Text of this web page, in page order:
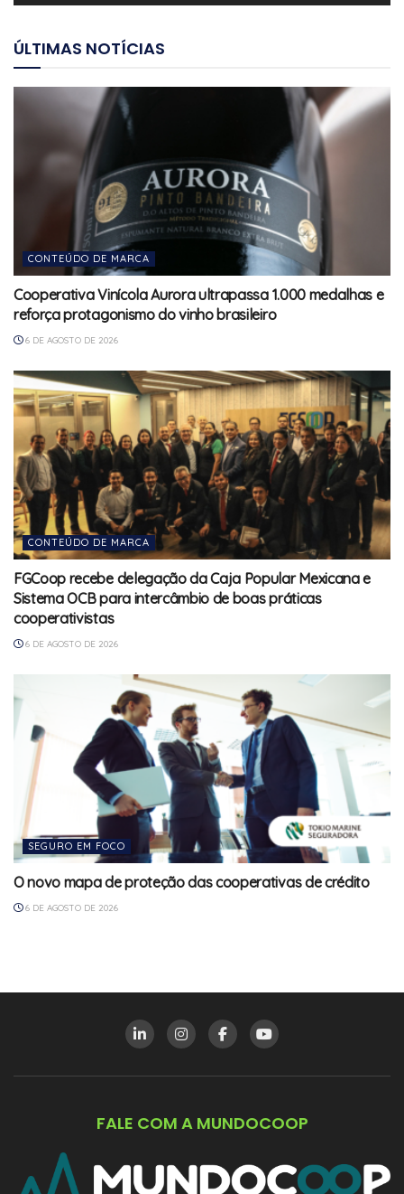
ÚLTIMAS NOTÍCIAS
CONTEÚDO DE MARCA
Cooperativa Vinícola Aurora ultrapassa 1.000 medalhas e
reforça protagonismo do vinho brasileiro
6 DE AGOSTO DE 2026
CONTEÚDO DE MARCA
FGCoop recebe delegação da Caja Popular Mexicana e
Sistema OCB para intercâmbio de boas práticas
cooperativistas
6 DE AGOSTO DE 2026
SEGURO EM FOCO
O novo mapa de proteção das cooperativas de crédito
6 DE AGOSTO DE 2026
FALE COM A MUNDOCOOP